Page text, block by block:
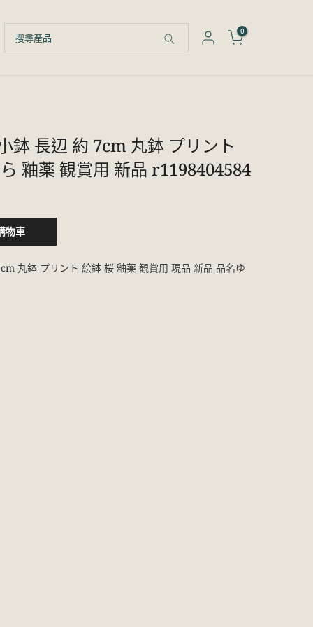
0
鉢 長辺 約 7cm 丸鉢 プリント
釉薬 観賞用 新品 r1198404584
物車
丸鉢 プリント 絵鉢 桜 釉薬 観賞用 現品 新品 品名ゆ